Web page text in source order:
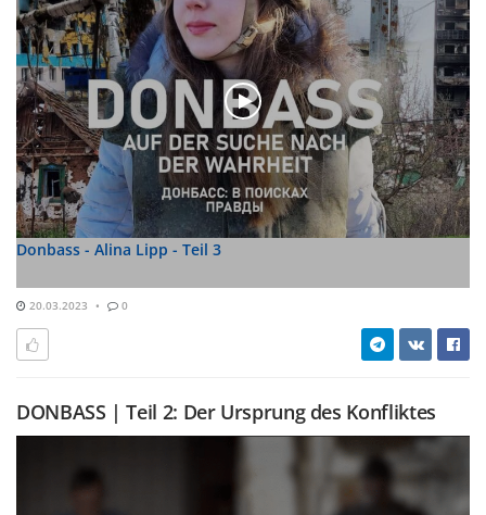
Donbass - Alina Lipp - Teil 3
20.03.2023 0
DONBASS | Teil 2: Der Ursprung des Konfliktes